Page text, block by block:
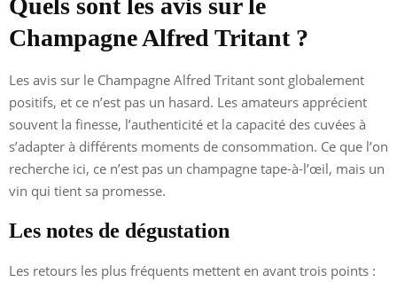
Champagne Alfred Tritant ?
Les avis sur le Champagne Alfred Tritant sont globalement
positifs, et ce n’est pas un hasard. Les amateurs apprécient
souvent la finesse, l’authenticité et la capacité des cuvées à
s’adapter à différents moments de consommation. Ce que l’on
recherche ici, ce n’est pas un champagne tape-à-l’œil, mais un
vin qui tient sa promesse.
Les notes de dégustation
Les retours les plus fréquents mettent en avant trois points :